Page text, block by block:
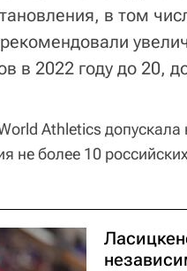
в том
в 2022 году до 20,
Athletics
не более 10